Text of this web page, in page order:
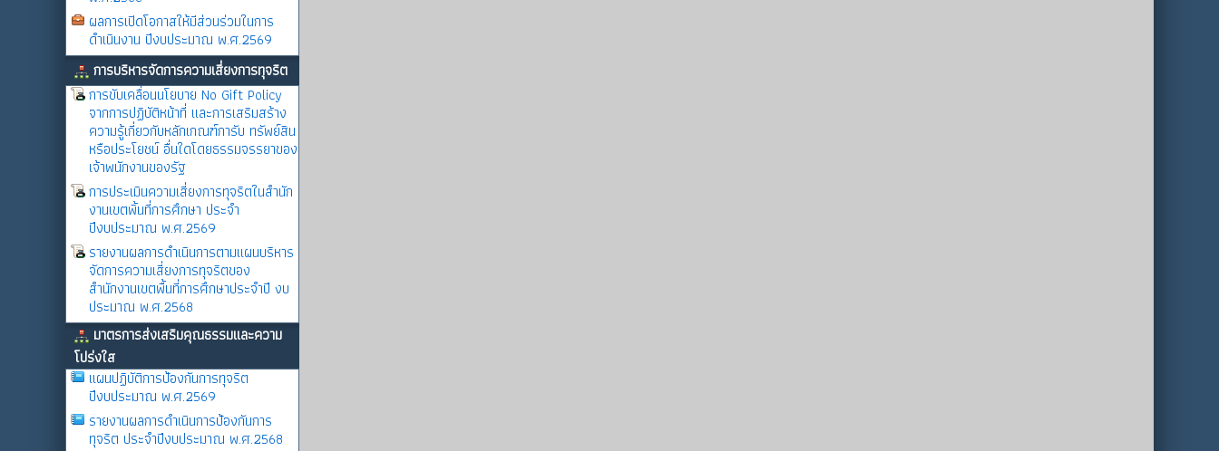
ผลการเปิดโอกาสให้มีส่วนร่วมในการ
ดำเนินงาน ปีงบประมาณ พ.ศ.2569
การบริหารจัดการความเสี่ยงการทุจริต
การขับเคลื่อนนโยบาย No Gift Policy
จากการปฏิบัติหน้าที่ และการเสริมสร้าง
ความรู้เกี่ยวกับหลักเกณฑ์การับ ทรัพย์สิน
หรือประโยชน์ อื่นใดโดยธรรมจรรยาของ
เจ้าพนักงานของรัฐ
การประเมินความเสี่ยงการทุจริตในสำนัก
งานเขตพิ้นที่การศึกษา ประจำ
ปีงบประมาณ พ.ศ.2569
รายงานผลการดำเนินการตามแผนบริหาร
จัดการความเสี่ยงการทุจริตของ
สำนักงานเขตพื้นที่การศึกษาประจำปี งบ
ประมาณ พ.ศ.2568
มาตรการส่งเสริมคุณธรรมและความ
โปร่งใส
แผนปฏิบัติการป้องกันการทุจริต
ปีงบประมาณ พ.ศ.2569
รายงานผลการดําเนินการป้องกันการ
ทุจริต ประจําปีงบประมาณ พ.ศ.2568